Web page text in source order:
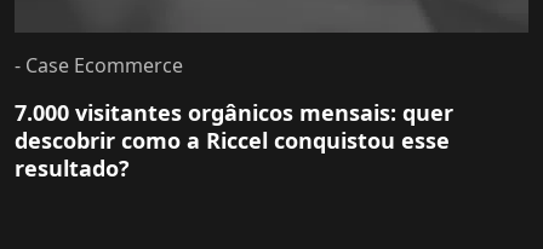
- Case Ecommerce
7.000 visitantes orgânicos mensais: quer
descobrir como a Riccel conquistou esse
resultado?